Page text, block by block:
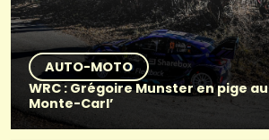
AUTO-MOTO
WRC : Grégoire Munster en pige au
Monte-Carl’